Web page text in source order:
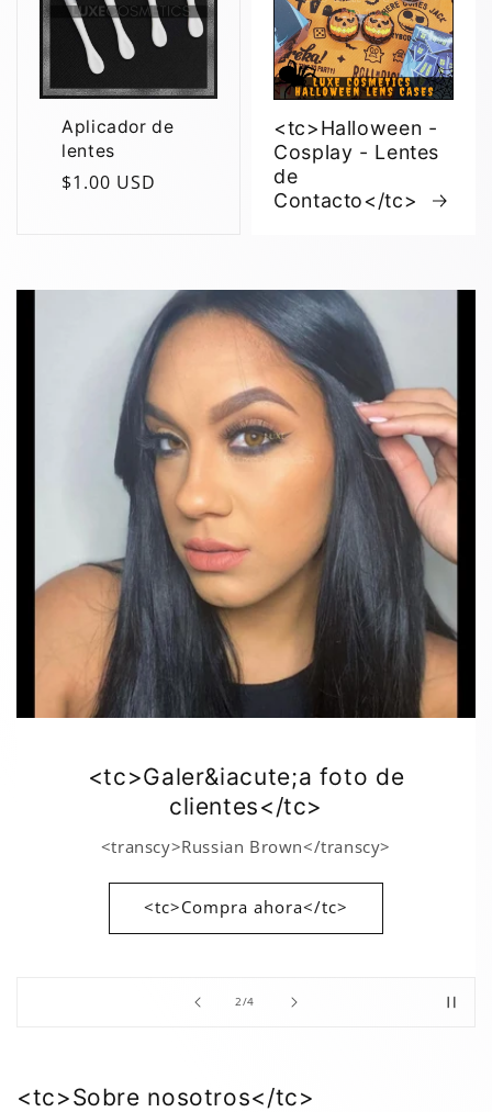
Aplicador de
lentes
Precio
$1.00 USD
<tc>Halloween -
Cosplay - Lentes
de
Contacto</tc>
<tc>Galer&iacute;a foto de
clientes</tc>
<transcy>Russian Brown</transcy>
<tc>Compra ahora</tc>
2/
de4
<tc>Sobre nosotros</tc>